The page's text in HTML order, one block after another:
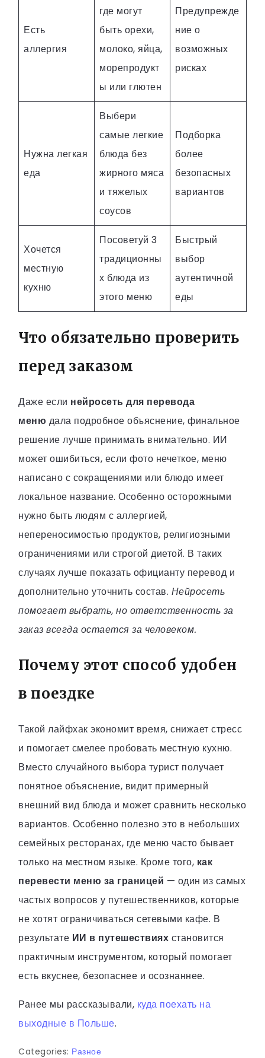
Есть
аллергия
где могут
быть орехи,
молоко, яйца,
морепродукт
ы или глютен
Предупрежде
ние о
возможных
рисках
Нужна легкая
еда
Выбери
самые легкие
блюда без
жирного мяса
и тяжелых
соусов
Подборка
более
безопасных
вариантов
Хочется
местную
кухню
Посоветуй 3
традиционны
х блюда из
этого меню
Быстрый
выбор
аутентичной
еды
Что обязательно проверить
перед заказом
Даже если нейросеть для перевода
меню дала подробное объяснение, финальное
решение лучше принимать внимательно. ИИ
может ошибиться, если фото нечеткое, меню
написано с сокращениями или блюдо имеет
локальное название. Особенно осторожными
нужно быть людям с аллергией,
непереносимостью продуктов, религиозными
ограничениями или строгой диетой. В таких
случаях лучше показать официанту перевод и
дополнительно уточнить состав. Нейросеть
помогает выбрать, но ответственность за
заказ всегда остается за человеком.
Почему этот способ удобен
в поездке
Такой лайфхак экономит время, снижает стресс
и помогает смелее пробовать местную кухню.
Вместо случайного выбора турист получает
понятное объяснение, видит примерный
внешний вид блюда и может сравнить несколько
вариантов. Особенно полезно это в небольших
семейных ресторанах, где меню часто бывает
только на местном языке. Кроме того, как
перевести меню за границей — один из самых
частых вопросов у путешественников, которые
не хотят ограничиваться сетевыми кафе. В
результате ИИ в путешествиях становится
практичным инструментом, который помогает
есть вкуснее, безопаснее и осознаннее.
Ранее мы рассказывали, куда поехать на
выходные в Польше.
Categories: Разное